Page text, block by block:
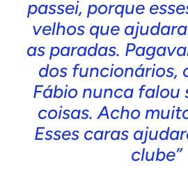
passei, porque
velhos que
as paradas.
dos funcionários,
Fábio nunca falou
coisas. Acho
Esses caras
clube”